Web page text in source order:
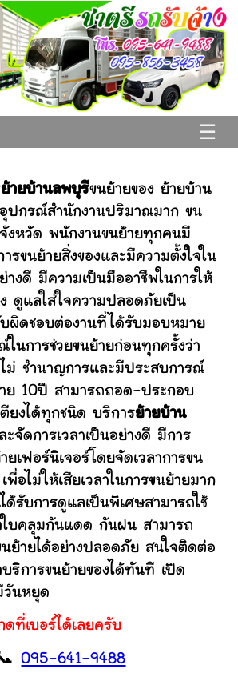
☰
ย้ายบ้านลพบุรีขนย้ายของ ย้ายบ้าน
ปกรณ์สำนักงานปริมาณมาก ขน
งหวัด พนักงานขนย้ายทุกคนมี
รขนย้ายสิ่งของและมีความตั้งใจใน
างดี มีความเป็นมืออาชีพในการให้
ดูแลใส่ใจความปลอดภัยเป็น
ผิดชอบต่องานที่ได้รับมอบหมาย
นการช่วยขนย้ายก่อนทุกครั้งว่า
ม่ ชำนาญการและมีประสบการณ์
าย 10ปี สามารถถอด-ประกอบ
ยงได้ทุกชนิด บริการย้ายบ้าน
ะจัดการเวลาเป็นอย่างดี มีการ
ยเฟอร์นิเจอร์โดยจัดเวลาการขน
พื่อไม่ให้เสียเวลาในการขนย้ายมาก
ด้รับการดูแลเป็นพิเศษสามารถใช้
บคลุมกันแดด กันฝน สามารถ
ย้ายได้อย่างปลอดภัย สนใจติดต่อ
ริการขนย้ายของได้ทันที เปิด
วันหยุด
ดที่เบอร์ได้เลยครับ
095-641-9488